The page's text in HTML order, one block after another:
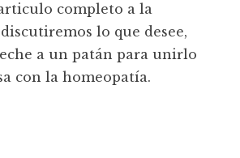
completo a la
lo que desee,
a un patán para unirlo
con la homeopatía.